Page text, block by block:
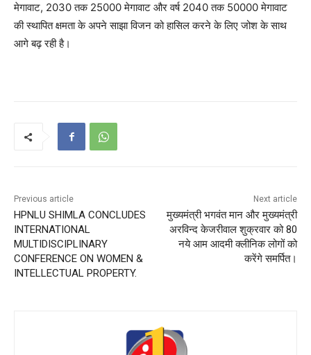
मेगावाट, 2030 तक 25000 मेगावाट और वर्ष 2040 तक 50000 मेगावाट
की स्थापित क्षमता के अपने साझा विजन को हासिल करने के लिए जोश के साथ
आगे बढ़ रही है।
Previous article
HPNLU SHIMLA CONCLUDES
INTERNATIONAL
MULTIDISCIPLINARY
CONFERENCE ON WOMEN &
INTELLECTUAL PROPERTY.
Next article
मुख्यमंत्री भगवंत मान और मुख्यमंत्री
अरविन्द केजरीवाल शुक्रवार को 80
नये आम आदमी क्लीनिक लोगों को
करेंगे समर्पित।